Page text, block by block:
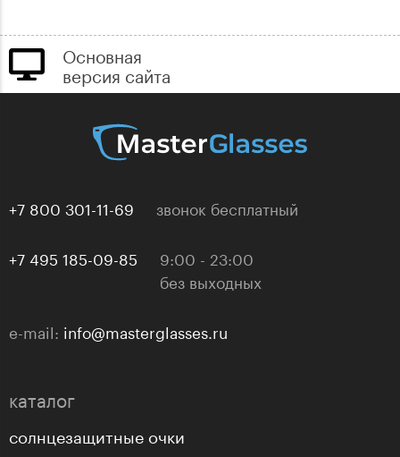
Основная
версия сайта
+7 800 301-11-69 звонок бесплатный
+7 495 185-09-85
9:00 - 23:00
без выходных
e-mail: info@masterglasses.ru
каталог
солнцезащитные очки